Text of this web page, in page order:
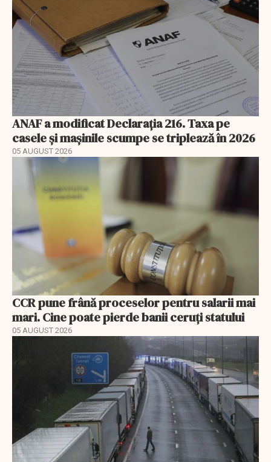
ANAF a modificat Declarația 216. Taxa pe
casele și mașinile scumpe se triplează în 2026
05 AUGUST 2026
CCR pune frână proceselor pentru salarii mai
mari. Cine poate pierde banii ceruți statului
05 AUGUST 2026